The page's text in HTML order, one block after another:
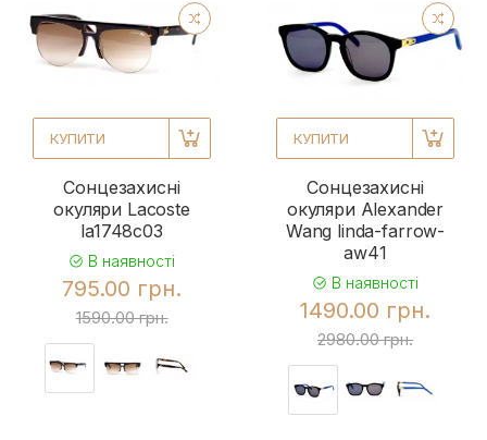
КУПИТИ
Сонцезахисні
окуляри Lacoste
la1748c03
В наявності
795.00 грн.
1590.00 грн.
КУПИТИ
Сонцезахисні
окуляри Alexander
Wang linda-farrow-
aw41
В наявності
1490.00 грн.
2980.00 грн.